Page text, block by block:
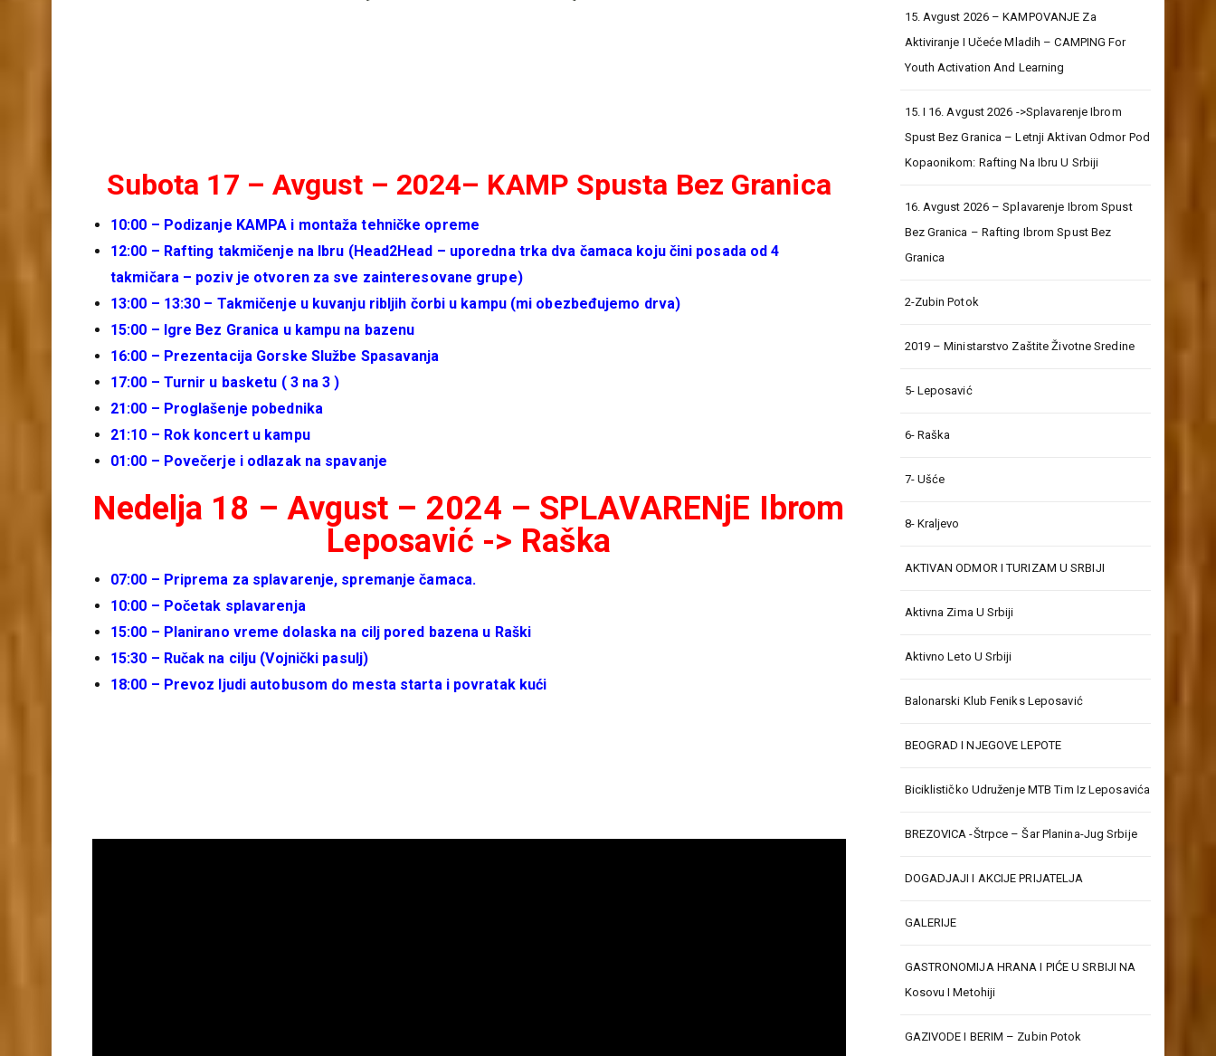
Subota 17 – Avgust – 2024– KAMP Spusta Bez Granica
10:00 – Podizanje KAMPA i montaža tehničke opreme
12:00 – Rafting takmičenje na Ibru (Head2Head – uporedna trka dva čamaca koju čini posada od 4
takmičara – poziv je otvoren za sve zainteresovane grupe)
13:00 – 13:30 – Takmičenje u kuvanju ribljih čorbi u kampu (mi obezbeđujemo drva)
15:00 – Igre Bez Granica u kampu na bazenu
16:00 – Prezentacija Gorske Službe Spasavanja
17:00 – Turnir u basketu ( 3 na 3 )
21:00 – Proglašenje pobednika
21:10 – Rok koncert u kampu
01:00 – Povečerje i odlazak na spavanje
Nedelja 18 – Avgust – 2024 – SPLAVARENjE Ibrom
Leposavić -> Raška
07:00 – Priprema za splavarenje, spremanje čamaca.
10:00 – Početak splavarenja
15:00 – Planirano vreme dolaska na cilj pored bazena u Raški
15:30 – Ručak na cilju (Vojnički pasulj)
18:00 – Prevoz ljudi autobusom do mesta starta i povratak kući
15. Avgust 2026 – KAMPOVANJE Za
Aktiviranje I Učeće Mladih – CAMPING For
Youth Activation And Learning
15. I 16. Avgust 2026 ->Splavarenje Ibrom
Spust Bez Granica – Letnji Aktivan Odmor Pod
Kopaonikom: Rafting Na Ibru U Srbiji
16. Avgust 2026 – Splavarenje Ibrom Spust
Bez Granica – Rafting Ibrom Spust Bez
Granica
2-Zubin Potok
2019 – Ministarstvo Zaštite Životne Sredine
5- Leposavić
6- Raška
7- Ušće
8- Kraljevo
AKTIVAN ODMOR I TURIZAM U SRBIJI
Aktivna Zima U Srbiji
Aktivno Leto U Srbiji
Balonarski Klub Feniks Leposavić
BEOGRAD I NJEGOVE LEPOTE
Biciklističko Udruženje MTB Tim Iz Leposavića
BREZOVICA -Štrpce – Šar Planina-Jug Srbije
DOGADJAJI I AKCIJE PRIJATELJA
GALERIJE
GASTRONOMIJA HRANA I PIĆE U SRBIJI NA
Kosovu I Metohiji
GAZIVODE I BERIM – Zubin Potok